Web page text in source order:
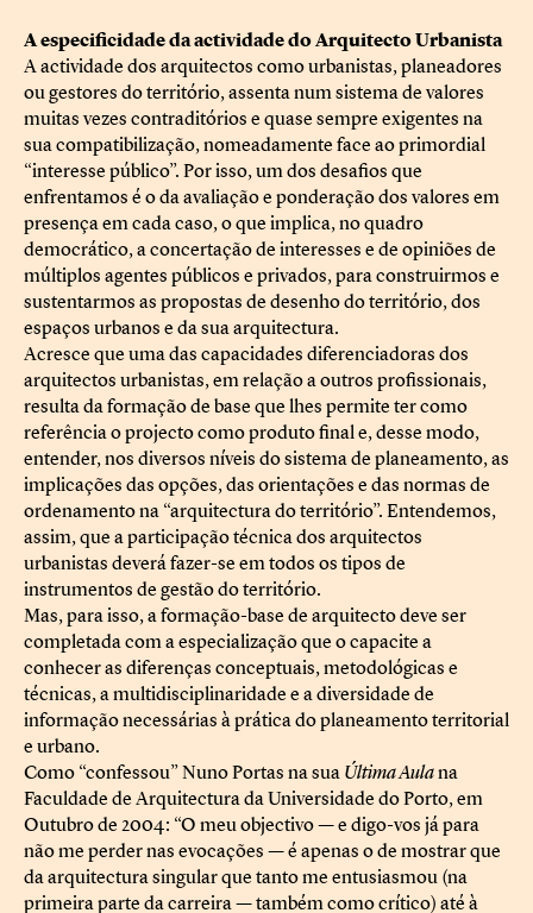
A especificidade da actividade do Arquitecto Urbanista
A actividade dos arquitectos como urbanistas, planeadores
ou gestores do território, assenta num sistema de valores
muitas vezes contraditórios e quase sempre exigentes na
sua compatibilização, nomeadamente face ao primordial
“interesse público”. Por isso, um dos desafios que
enfrentamos é o da avaliação e ponderação dos valores em
presença em cada caso, o que implica, no quadro
democrático, a concertação de interesses e de opiniões de
múltiplos agentes públicos e privados, para construirmos e
sustentarmos as propostas de desenho do território, dos
espaços urbanos e da sua arquitectura.
Acresce que uma das capacidades diferenciadoras dos
arquitectos urbanistas, em relação a outros profissionais,
resulta da formação de base que lhes permite ter como
referência o projecto como produto final e, desse modo,
entender, nos diversos níveis do sistema de planeamento, as
implicações das opções, das orientações e das normas de
ordenamento na “arquitectura do território”. Entendemos,
assim, que a participação técnica dos arquitectos
urbanistas deverá fazer-se em todos os tipos de
instrumentos de gestão do território.
Mas, para isso, a formação-base de arquitecto deve ser
completada com a especialização que o capacite a
conhecer as diferenças conceptuais, metodológicas e
técnicas, a multidisciplinaridade e a diversidade de
informação necessárias à prática do planeamento territorial
e urbano.
Como “confessou” Nuno Portas na suaÚltima Aulana
Faculdade de Arquitectura da Universidade do Porto, em
Outubro de 2004: “O meu objectivo — e digo-vos já para
não me perder nas evocações — é apenas o de mostrar que
da arquitectura singular que tanto me entusiasmou (na
primeira parte da carreira — também como crítico) até à